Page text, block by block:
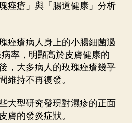
痤瘡」與「腸道健康」分析
痤瘡病人身上的小腸細菌過
率，明顯高於皮膚健康的
，大多病人的玫瑰痤瘡幾乎
維持不再復發。
大型研究發現對濕疹的正面
膚的發炎症狀。